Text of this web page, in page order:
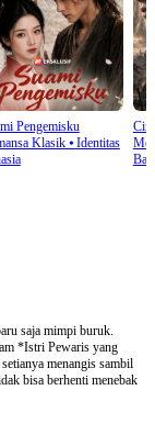
Pengemisku
Klasik⦁ Identitas
saja mimpi buruk.
*Istri Pewaris yang
menangis sambil
bisa berhenti menebak